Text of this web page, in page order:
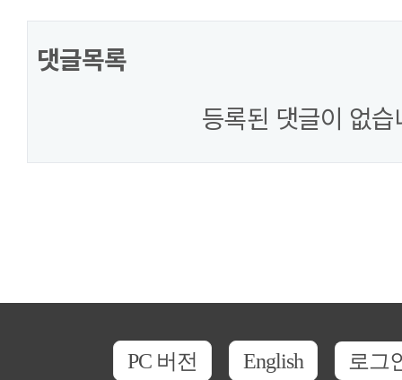
댓글목록
등록된 댓글이 없습
PC 버전 English 로그